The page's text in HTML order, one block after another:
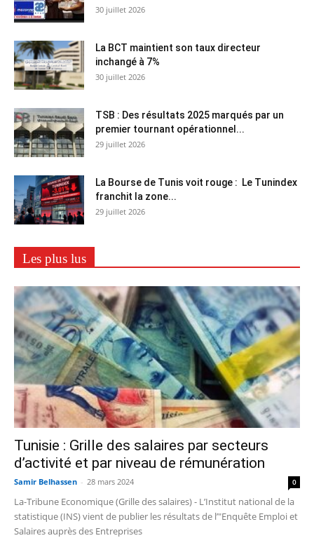
30 juillet 2026
La BCT maintient son taux directeur
inchangé à 7%
30 juillet 2026
TSB : Des résultats 2025 marqués par un
premier tournant opérationnel...
29 juillet 2026
La Bourse de Tunis voit rouge : Le Tunindex
franchit la zone...
29 juillet 2026
Les plus lus
Tunisie : Grille des salaires par secteurs
d’activité et par niveau de rémunération
Samir Belhassen - 28 mars 2024 0
La-Tribune Economique (Grille des salaires) - L’Institut national de la
statistique (INS) vient de publier les résultats de l’"Enquête Emploi et
Salaires auprès des Entreprises